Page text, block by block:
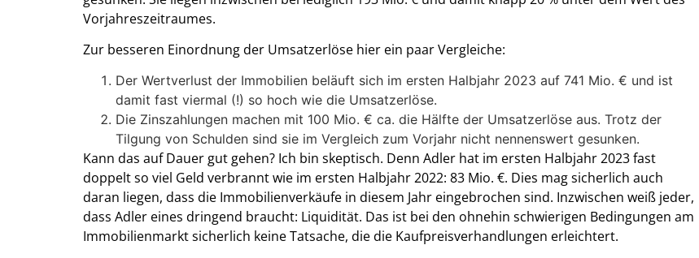
Vorjahreszeitraumes.
Zur besseren Einordnung der Umsatzerlöse hier ein paar Vergleiche:
Der Wertverlust der Immobilien beläuft sich im ersten Halbjahr 2023 auf 741 Mio. € und ist
damit fast viermal (!) so hoch wie die Umsatzerlöse.
Die Zinszahlungen machen mit 100 Mio. € ca. die Hälfte der Umsatzerlöse aus. Trotz der
Tilgung von Schulden sind sie im Vergleich zum Vorjahr nicht nennenswert gesunken.
Kann das auf Dauer gut gehen? Ich bin skeptisch. Denn Adler hat im ersten Halbjahr 2023 fast
doppelt so viel Geld verbrannt wie im ersten Halbjahr 2022: 83 Mio. €. Dies mag sicherlich auch
daran liegen, dass die Immobilienverkäufe in diesem Jahr eingebrochen sind. Inzwischen weiß jeder,
dass Adler eines dringend braucht: Liquidität. Das ist bei den ohnehin schwierigen Bedingungen am
Immobilienmarkt sicherlich keine Tatsache, die die Kaufpreisverhandlungen erleichtert.